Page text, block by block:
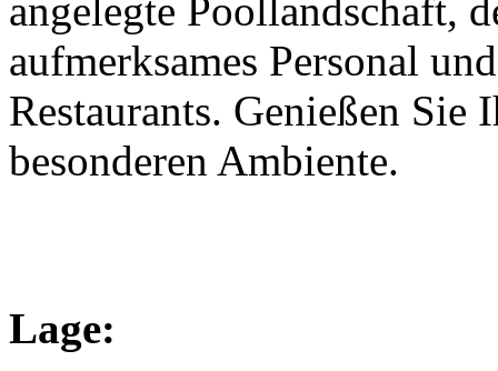
angelegte Poollandschaft,
aufmerksames Personal
Restaurants. Genießen Sie
besonderen Ambiente.
Lage: